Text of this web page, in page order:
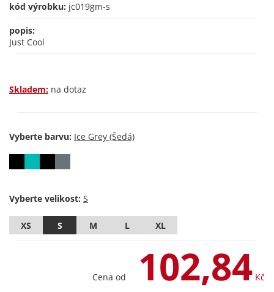
kód výrobku: jc019gm-s
popis:
Just Cool
Skladem: na dotaz
Vyberte barvu:
Vyberte velikost:
XS S M L XL
Cena od 102,84 Kč